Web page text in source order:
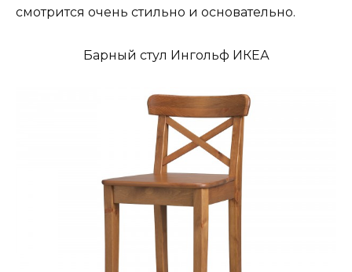
смотрится очень стильно и основательно.
Барный стул Ингольф ИКЕА